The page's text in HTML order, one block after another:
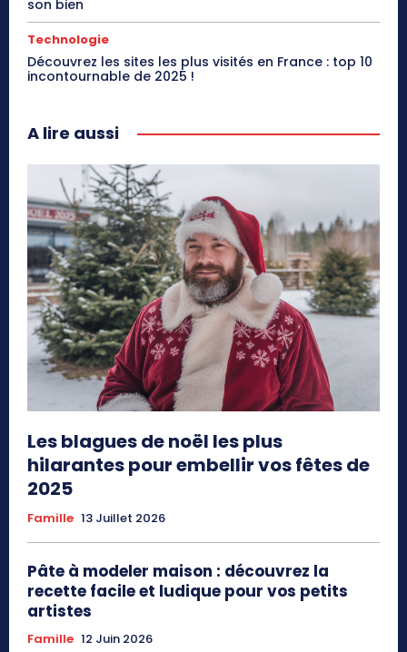
son bien
Technologie
Découvrez les sites les plus visités en France : top 10
incontournable de 2025 !
A lire aussi
Les blagues de noël les plus
hilarantes pour embellir vos fêtes de
2025
Famille 13 Juillet 2026
Pâte à modeler maison : découvrez la
recette facile et ludique pour vos petits
artistes
Famille 12 Juin 2026